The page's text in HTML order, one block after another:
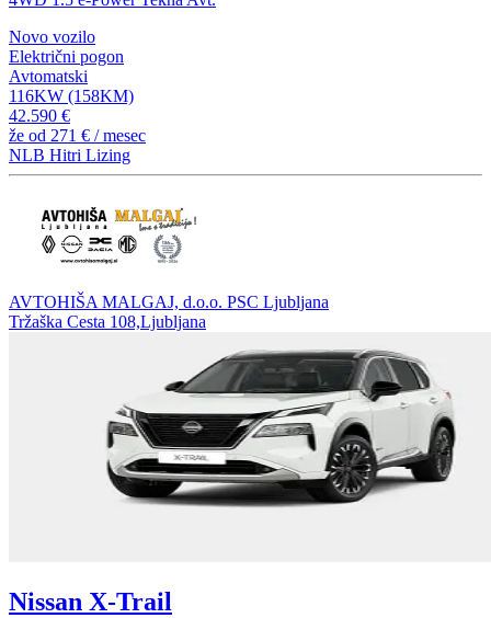
Novo vozilo
Električni pogon
Avtomatski
116KW (158KM)
42.590 €
že od 271 € / mesec
NLB Hitri Lizing
AVTOHIŠA MALGAJ, d.o.o. PSC Ljubljana
Tržaška Cesta 108,Ljubljana
Nissan X-Trail